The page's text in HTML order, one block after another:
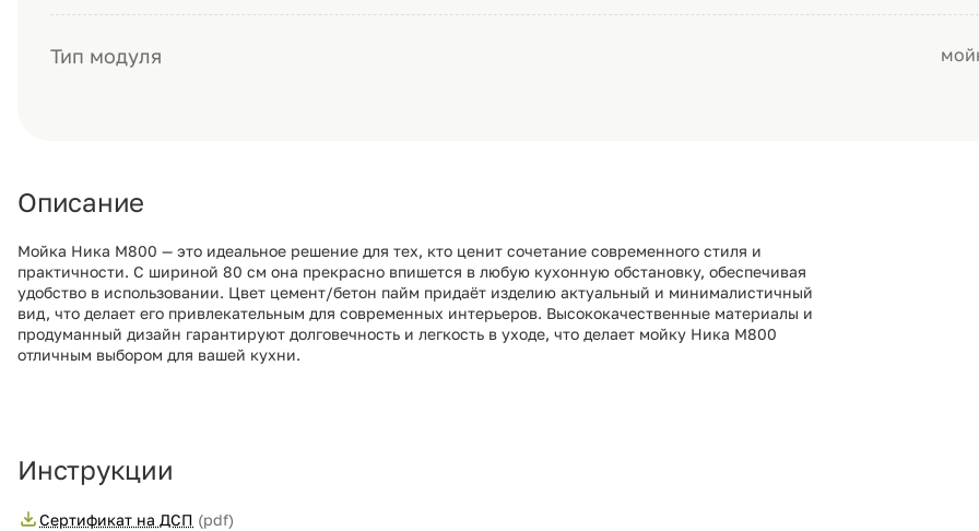
Тип модуля
Описание
Мойка Ника М800 — это идеальное решение для тех, кто ценит сочетание современного стиля и
практичности. С шириной 80 см она прекрасно впишется в любую кухонную обстановку, обеспечивая
удобство в использовании. Цвет цемент/бетон пайм придаёт изделию актуальный и минималистичный
вид, что делает его привлекательным для современных интерьеров. Высококачественные материалы и
продуманный дизайн гарантируют долговечность и легкость в уходе, что делает мойку Ника М800
отличным выбором для вашей кухни.
Инструкции
Сертификат на ДСП (pdf)